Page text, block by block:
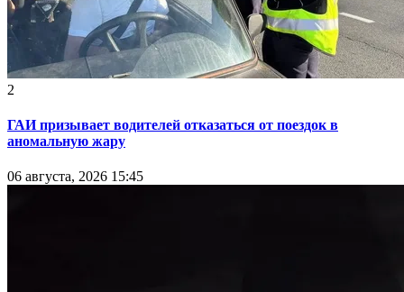
2
ГАИ призывает водителей отказаться от поездок в
аномальную жару
06 августа, 2026 15:45